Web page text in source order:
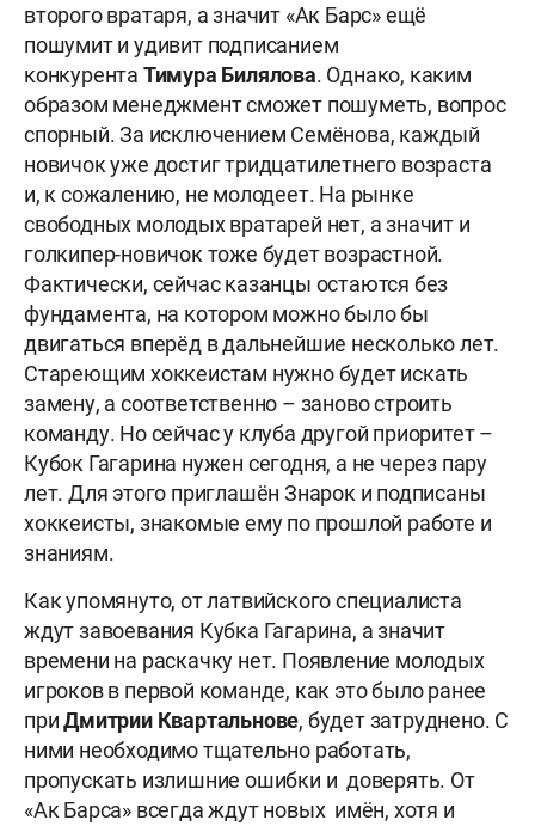
второго вратаря, а значит «Ак Барс» ещё
пошумит и удивит подписанием
конкурента Тимура Билялова. Однако, каким
образом менеджмент сможет пошуметь, вопрос
спорный. За исключением Семёнова, каждый
новичок уже достиг тридцатилетнего возраста
и, к сожалению, не молодеет. На рынке
свободных молодых вратарей нет, а значит и
голкипер-новичок тоже будет возрастной.
Фактически, сейчас казанцы остаются без
фундамента, на котором можно было бы
двигаться вперёд в дальнейшие несколько лет.
Стареющим хоккеистам нужно будет искать
замену, а соответственно – заново строить
команду. Но сейчас у клуба другой приоритет –
Кубок Гагарина нужен сегодня, а не через пару
лет. Для этого приглашён Знарок и подписаны
хоккеисты, знакомые ему по прошлой работе и
знаниям.
Как упомянуто, от латвийского специалиста
ждут завоевания Кубка Гагарина, а значит
времени на раскачку нет. Появление молодых
игроков в первой команде, как это было ранее
приДмитрии Квартальнове, будет затруднено. С
ними необходимо тщательно работать,
пропускать излишние ошибки и доверять. От
«Ак Барса» всегда ждут новых имён, хотя и